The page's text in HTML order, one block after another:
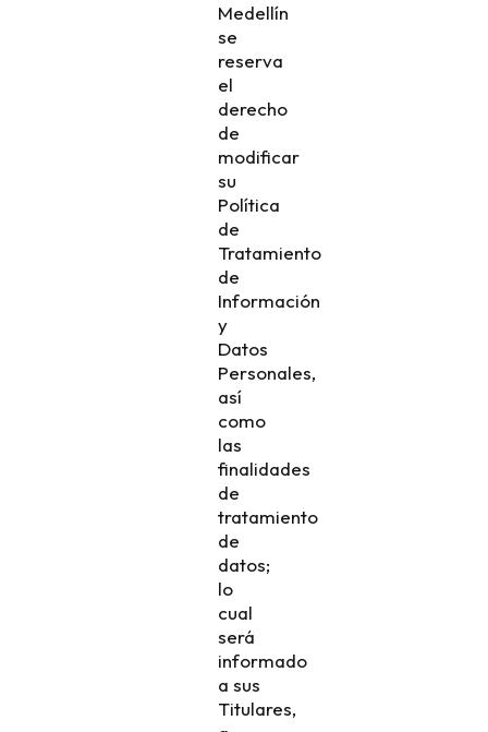
Medellín
se
reserva
el
derecho
de
modificar
su
Política
de
Tratamiento
de
Información
y
Datos
Personales,
así
como
las
finalidades
de
tratamiento
de
datos;
lo
cual
será
informado
a sus
Titulares,